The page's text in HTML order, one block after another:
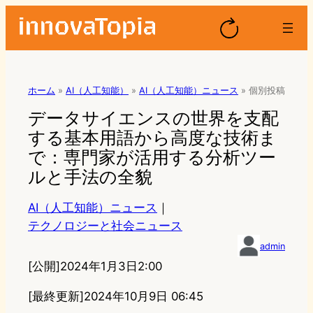
ホーム » AI（人工知能） » AI（人工知能）ニュース » 個別投稿
データサイエンスの世界を支配
する基本用語から高度な技術ま
で：専門家が活用する分析ツー
ルと手法の全貌
AI（人工知能）ニュース ｜
テクノロジーと社会ニュース
admin
[公開]2024年1月3日2:00
[最終更新]2024年10月9日 06:45